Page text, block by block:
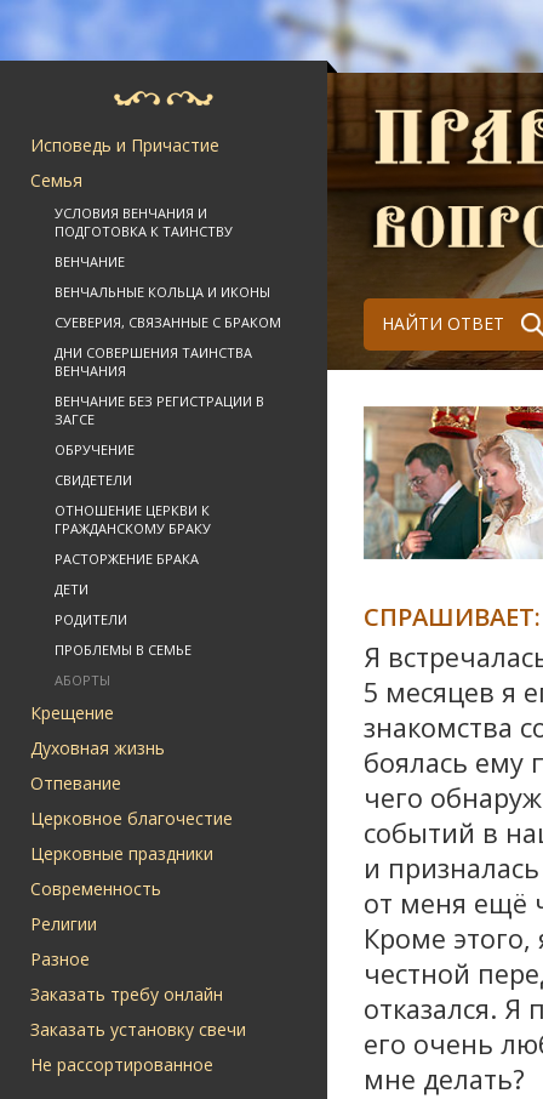
Исповедь и Причастие
Семья
УСЛОВИЯ ВЕНЧАНИЯ И
ПОДГОТОВКА К ТАИНСТВУ
ВЕНЧАНИЕ
ВЕНЧАЛЬНЫЕ КОЛЬЦА И ИКОНЫ
СУЕВЕРИЯ, СВЯЗАННЫЕ С БРАКОМ
ДНИ СОВЕРШЕНИЯ ТАИНСТВА
ВЕНЧАНИЯ
ВЕНЧАНИЕ БЕЗ РЕГИСТРАЦИИ В
ЗАГСЕ
ОБРУЧЕНИЕ
СВИДЕТЕЛИ
ОТНОШЕНИЕ ЦЕРКВИ К
ГРАЖДАНСКОМУ БРАКУ
РАСТОРЖЕНИЕ БРАКА
ДЕТИ
РОДИТЕЛИ
ПРОБЛЕМЫ В СЕМЬЕ
АБОРТЫ
Крещение
Духовная жизнь
Отпевание
Церковное благочестие
Церковные праздники
Современность
Религии
Разное
Заказать требу онлайн
Заказать установку свечи
Не рассортированное
НАЙТИ ОТВЕТ
СПРАШИВАЕТ:
Я
5 месяцев я
знакомства
боялась ему
чего
событий в
и
от меня ещё
Кроме
честной
отказался.
его очень
мне делать?